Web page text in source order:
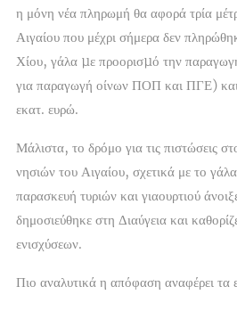
η μόνη νέα πληρωμή θα αφορά τρία
Αιγαίου που μέχρι σήμερα δεν
Χίου, γάλα µε προορισµό την
για παραγωγή οίνων ΠΟΠ και ΠΓΕ) και
εκατ. ευρώ.
Μάλιστα, το δρόμο για τις πιστώσεις
νησιών του Αιγαίου, σχετικά με το
παρασκευή τυριών και γιαουρτιού
δημοσιεύθηκε στη Διαύγεια και
ενισχύσεων.
Πιο αναλυτικά η απόφαση αναφέρει τα